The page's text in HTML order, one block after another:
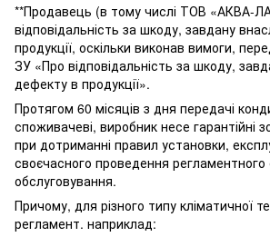
**Продавець (в тому числі ТОВ «АКВА-
відповідальність за шкоду, завдану
продукції, оскільки виконав вимоги,
ЗУ «Про відповідальність за шкоду,
дефекту в продукції».
Протягом 60 місяців з дня передачі
споживачеві, виробник несе гарантійні
при дотриманні правил установки,
своєчасного проведення регламентного
обслуговування.
Причому, для різного типу кліматичної
регламент. наприклад: